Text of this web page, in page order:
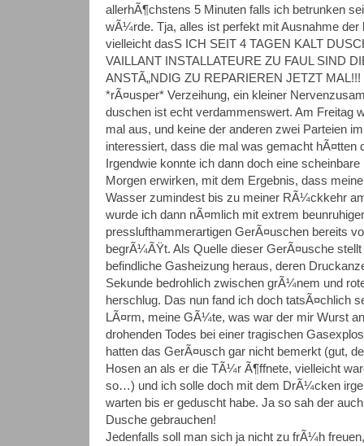
allerhÃ¶chstens 5 Minuten falls ich betrunken
wÃ¼rde. Tja, alles ist perfekt mit Ausnahme der
vielleicht dasS ICH SEIT 4 TAGEN KALT
VAILLANT INSTALLATEURE ZU FAUL SIND
ANSTÃ„NDIG ZU REPARIEREN JETZT MAL!!!
*rÃ¤usper* Verzeihung, ein kleiner
duschen ist echt verdammenswert. Am Freitag
mal aus, und keine der anderen zwei Parteien
interessiert, dass die mal was gemacht hÃ¤tten
Irgendwie konnte ich dann doch eine
Morgen erwirken, mit dem Ergebnis, dass
Wasser zumindest bis zu meiner RÃ¼ckkehr
wurde ich dann nÃ¤mlich mit extrem
presslufthammerartigen GerÃ¤uschen bereits
begrÃ¼ÃŸt. Als Quelle dieser GerÃ¤usche
befindliche Gasheizung heraus, deren
Sekunde bedrohlich zwischen grÃ¼nem und
herschlug. Das nun fand ich doch tatsÃ¤chlich
LÃ¤rm, meine GÃ¼te, was war der mir Wurst
drohenden Todes bei einer tragischen
hatten das GerÃ¤usch gar nicht bemerkt (gut,
Hosen an als er die TÃ¼r Ã¶ffnete, vielleicht
so…) und ich solle doch mit dem DrÃ¼cken
warten bis er geduscht habe. Ja so sah der
Dusche gebrauchen!
Jedenfalls soll man sich ja nicht zu frÃ¼h